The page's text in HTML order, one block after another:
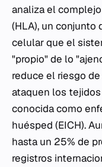
analiza el
(HLA), un conjunto
celular que el
"propio" de lo
reduce el riesgo
ataquen los
conocida como
huésped (EICH).
hasta un 25% de
registros